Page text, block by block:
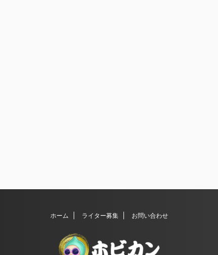
ホーム ライター募集 お問い合わせ